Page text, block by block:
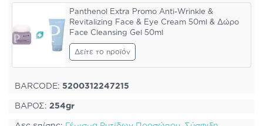
Panthenol Extra Promo Anti-Wrinkle &
Revitalizing Face & Eye Cream 50ml & Δώρο
Face Cleansing Gel 50ml
Δείτε το προϊόν
BARCODE: 5200312247215
ΒΑΡΟΣ: 254gr